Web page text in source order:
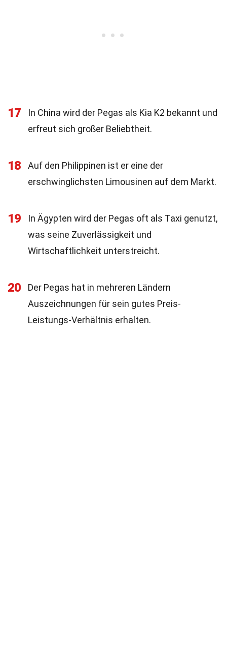
17
In China wird der Pegas als Kia K2 bekannt und
erfreut sich großer Beliebtheit.
18
Auf den Philippinen ist er eine der
erschwinglichsten Limousinen auf dem Markt.
19
In Ägypten wird der Pegas oft als Taxi genutzt,
was seine Zuverlässigkeit und
Wirtschaftlichkeit unterstreicht.
20
Der Pegas hat in mehreren Ländern
Auszeichnungen für sein gutes Preis-
Leistungs-Verhältnis erhalten.